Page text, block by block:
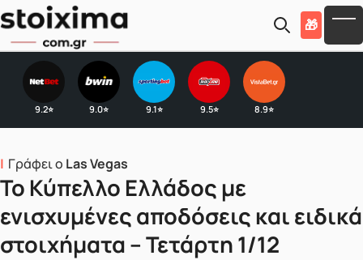
Skip to main content
🎁
9.2⭐ 9.0⭐ 9.1⭐ 9.5⭐ 8.9⭐
Γράφει ο Las Vegas
Το Κύπελλο Ελλάδος με
ενισχυμένες αποδόσεις και ειδικά
στοιχήματα – Τετάρτη 1/12